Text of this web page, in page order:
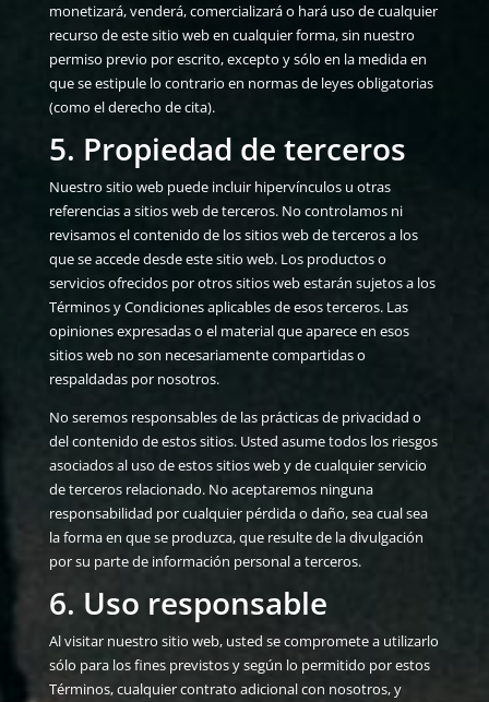
monetizará, venderá, comercializará o hará uso de cualquier
recurso de este sitio web en cualquier forma, sin nuestro
permiso previo por escrito, excepto y sólo en la medida en
que se estipule lo contrario en normas de leyes obligatorias
(como el derecho de cita).
5. Propiedad de terceros
Nuestro sitio web puede incluir hipervínculos u otras
referencias a sitios web de terceros. No controlamos ni
revisamos el contenido de los sitios web de terceros a los
que se accede desde este sitio web. Los productos o
servicios ofrecidos por otros sitios web estarán sujetos a los
Términos y Condiciones aplicables de esos terceros. Las
opiniones expresadas o el material que aparece en esos
sitios web no son necesariamente compartidas o
respaldadas por nosotros.
No seremos responsables de las prácticas de privacidad o
del contenido de estos sitios. Usted asume todos los riesgos
asociados al uso de estos sitios web y de cualquier servicio
de terceros relacionado. No aceptaremos ninguna
responsabilidad por cualquier pérdida o daño, sea cual sea
la forma en que se produzca, que resulte de la divulgación
por su parte de información personal a terceros.
6. Uso responsable
Al visitar nuestro sitio web, usted se compromete a utilizarlo
sólo para los fines previstos y según lo permitido por estos
Términos, cualquier contrato adicional con nosotros, y